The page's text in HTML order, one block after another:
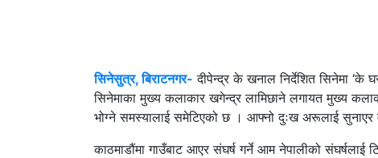
सिनेसुत्र, बिराटनगर- दीपेन्द्र के खनाल निर्देशित सिनेमा
सिनेमाका मुख्य कलाकार खगेन्द्र लामिछाने लगायत मुख्य
भोग्ने समस्यालाई समेटिएको छ । आफ्नो दुःख अरूलाई सुनाएर
काठमाडौंमा गाउँबाट आएर संघर्ष गर्ने आम नेपालीको